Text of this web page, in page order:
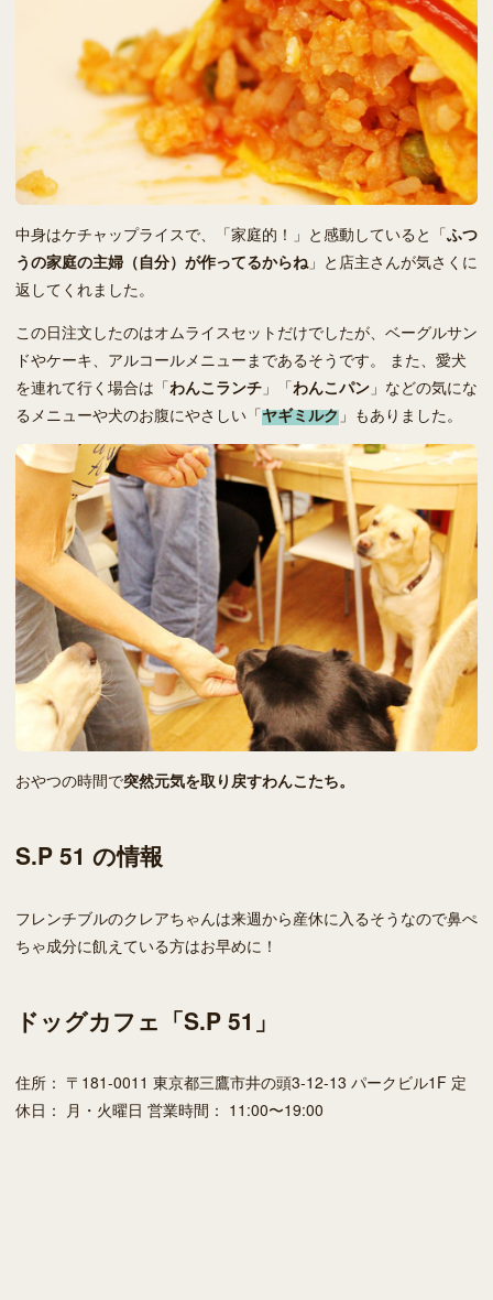
中身はケチャップライスで、「家庭的！」と感動していると「ふつ
うの家庭の主婦（自分）が作ってるからね 」と店主さんが気さくに
返してくれました。
この日注文したのはオムライスセットだけでしたが、ベーグルサン
ドやケーキ、アルコールメニューまであるそうです。 また、愛犬
を連れて行く場合は「わんこランチ 」「わんこパン 」などの気にな
るメニューや犬のお腹にやさしい「ヤギミルク 」もありました。
おやつの時間で突然元気を取り戻すわんこたち。
S.P 51 の情報
フレンチブルのクレアちゃんは来週から産休に入るそうなので鼻ぺ
ちゃ成分に飢えている方はお早めに！
ドッグカフェ「S.P 51」
住所： 〒181-0011 東京都三鷹市井の頭3-12-13 パークビル1F 定
休日： 月・火曜日 営業時間： 11:00〜19:00